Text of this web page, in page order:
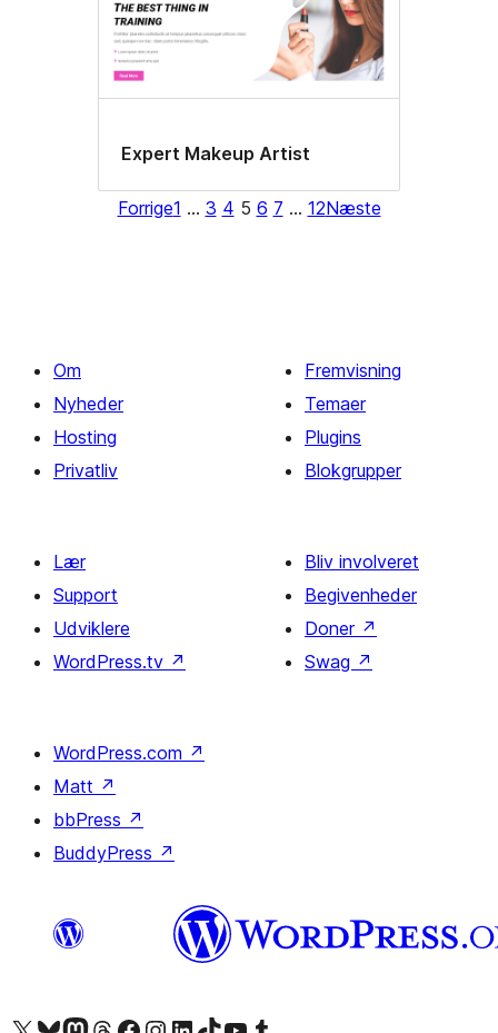
Expert Makeup Artist
Forrige1 … 3 4 5 6 7 … 12Næste
Om
Nyheder
Hosting
Privatliv
Fremvisning
Temaer
Plugins
Blokgrupper
Lær
Support
Udviklere
WordPress.tv ↗
Bliv involveret
Begivenheder
Doner ↗
Swag ↗
WordPress.com ↗
Matt ↗
bbPress ↗
BuddyPress ↗